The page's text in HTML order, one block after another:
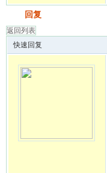
回复
返回列表
快速回复